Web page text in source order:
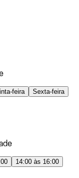
feira
Sexta-feira
14:00 às 16:00